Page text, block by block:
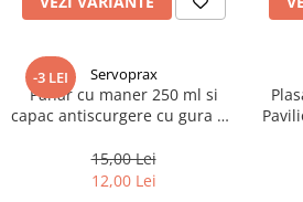
-3 LEI Servoprax
Pahar cu maner 250 ml si
capac antiscurgere cu gura de
transparent
15,00 Lei
12,00 Lei
Plasa